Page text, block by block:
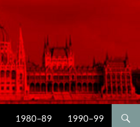
1980–89 1990–99